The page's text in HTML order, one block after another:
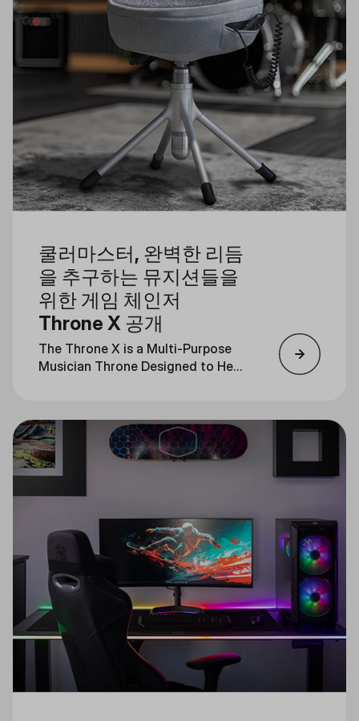
쿨러마스터, 완벽한 리듬
을 추구하는 뮤지션들을
위한 게임 체인저
Throne X 공개
The Throne X is a Multi-Purpose
Musician Throne Designed to Help